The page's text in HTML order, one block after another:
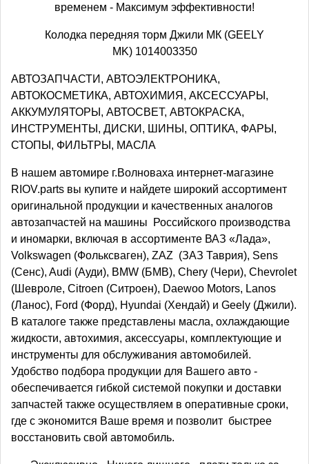
временем - Максимум эффективности!
Колодка передняя торм Джили МК (GEELY
MK) 1014003350
АВТОЗАПЧАСТИ, АВТОЭЛЕКТРОНИКА,
АВТОКОСМЕТИКА, АВТОХИМИЯ, АКСЕССУАРЫ,
АККУМУЛЯТОРЫ, АВТОСВЕТ, АВТОКРАСКА,
ИНСТРУМЕНТЫ, ДИСКИ, ШИНЫ, ОПТИКА, ФАРЫ,
СТОПЫ, ФИЛЬТРЫ, МАСЛА
В нашем автомире г.Волноваха интернет-магазине
RIOV.parts вы купите и найдете широкий ассортимент
оригинальной продукции и качественных аналогов
автозапчастей на машины Российского производства
и иномарки, включая в ассортименте ВАЗ «Лада»,
Volkswagen (Фольксваген), ZAZ (ЗАЗ Таврия), Sens
(Сенс), Audi (Ауди), BMW (БМВ), Chery (Чери), Chevrolet
(Шевроле, Citroen (Ситроен), Daewoo Motors, Lanos
(Ланос), Ford (Форд), Hyundai (Хендай) и Geely (Джили).
В каталоге также представлены масла, охлаждающие
жидкости, автохимия, аксессуары, комплектующие и
инструменты для обслуживания автомобилей.
Удобство подбора продукции для Вашего авто -
обеспечивается гибкой системой покупки и доставки
запчастей также осуществляем в оперативные сроки,
где с экономится Ваше время и позволит быстрее
восстановить свой автомобиль.